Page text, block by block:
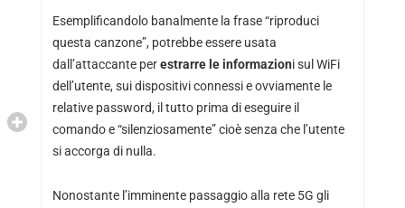
Esemplificandolo banalmente la frase “riproduci
questa canzone”, potrebbe essere usata
dall’attaccante perestrarre le informazioni sul WiFi
dell’utente, sui dispositivi connessi e ovviamente le
relative password, il tutto prima di eseguire il
comando e “silenziosamente” cioè senza che l’utente
si accorga di nulla.
Nonostante l’imminente passaggio alla rete 5G gli